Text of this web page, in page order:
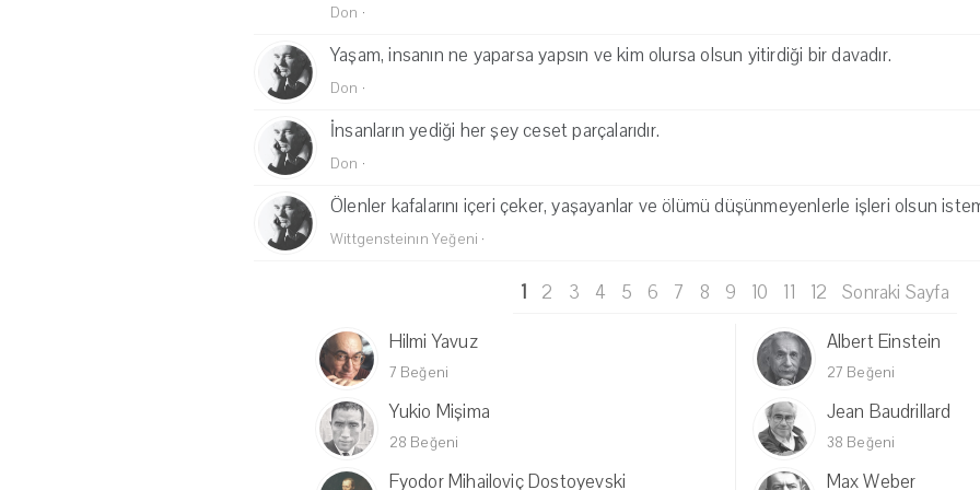
Don ·
Yaşam, insanın ne yaparsa yapsın ve kim olursa olsun yitirdiği bir davadır.
Don ·
İnsanların yediği her şey ceset parçalarıdır.
Don ·
Ölenler kafalarını içeri çeker, yaşayanlar ve ölümü düşünmeyenlerle işleri olsun
Wittgensteinın Yeğeni ·
1 2 3 4 5 6 7 8 9 10 11 12
Sonraki Sayfa
Hilmi Yavuz
7 Beğeni
Albert Einstein
27 Beğeni
Yukio Mişima
28 Beğeni
Jean Baudrillard
38 Beğeni
Fyodor Mihailoviç Dostoyevski Max Weber